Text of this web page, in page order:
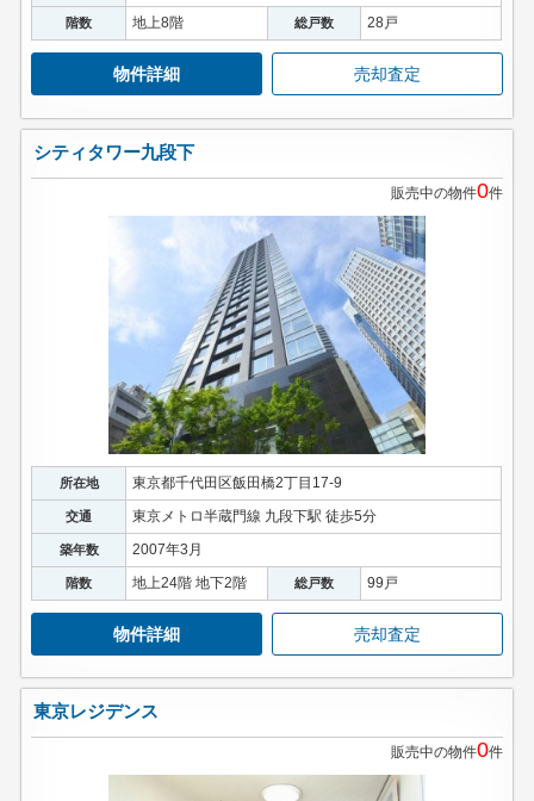
階数 地上8階 総戸数 28戸
物件詳細 売却査定
シティタワー九段下
販売中の物件0件
所在地 東京都千代田区飯田橋2丁目17-9
交通 東京メトロ半蔵門線 九段下駅 徒歩5分
築年数 2007年3月
階数 地上24階 地下2階 総戸数 99戸
物件詳細 売却査定
東京レジデンス
販売中の物件0件